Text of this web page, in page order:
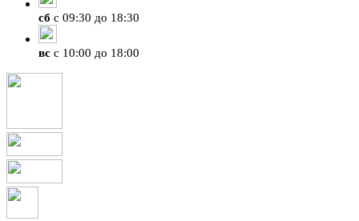
сб с 09:30 до 18:30
вс с 10:00 до 18:00